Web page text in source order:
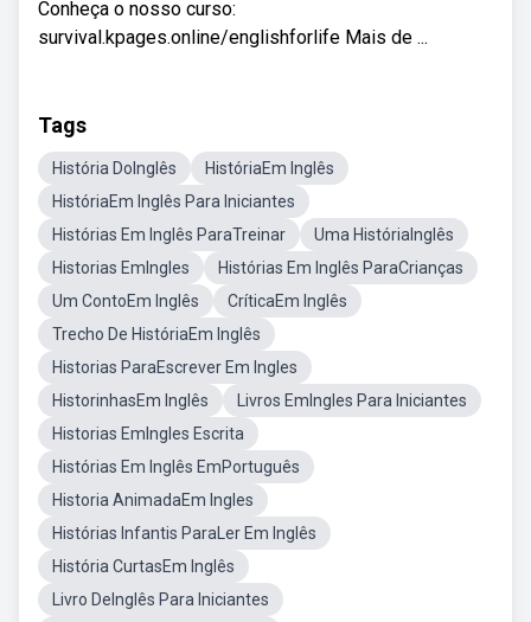
Conheça o nosso curso:
survival.kpages.online/englishforlife Mais de ...
Tags
História DoInglês
HistóriaEm Inglês
HistóriaEm Inglês Para Iniciantes
Histórias Em Inglês ParaTreinar
Uma HistóriaInglês
Historias EmIngles
Histórias Em Inglês ParaCrianças
Um ContoEm Inglês
CríticaEm Inglês
Trecho De HistóriaEm Inglês
Historias ParaEscrever Em Ingles
HistorinhasEm Inglês
Livros EmIngles Para Iniciantes
Historias EmIngles Escrita
Histórias Em Inglês EmPortuguês
Historia AnimadaEm Ingles
Histórias Infantis ParaLer Em Inglês
História CurtasEm Inglês
Livro DeInglês Para Iniciantes